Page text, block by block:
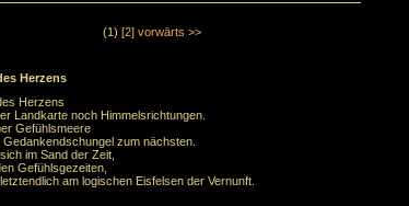
(1) [2] vorwärts >>
Herzens
Herzens
Landkarte noch Himmelsrichtungen.
Gefühlsmeere
Gedankendschungel zum nächsten.
im Sand der Zeit,
Gefühlsgezeiten,
am logischen Eisfelsen der Vernunft.